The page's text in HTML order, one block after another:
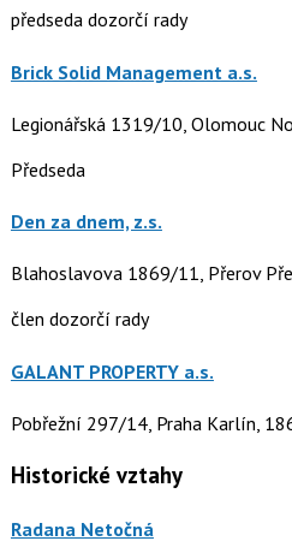
předseda dozorčí rady
Brick Solid Management a.s.
Legionářská 1319/10, Olomouc
Předseda
Den za dnem, z.s.
Blahoslavova 1869/11, Přerov
člen dozorčí rady
GALANT PROPERTY a.s.
Pobřežní 297/14, Praha Karlín,
Historické vztahy
Radana Netočná